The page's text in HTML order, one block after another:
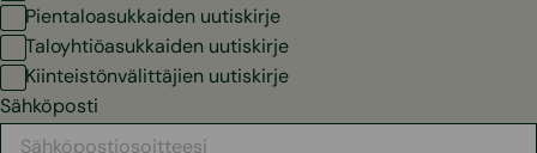
Pientaloasukkaiden uutiskirje
Taloyhtiöasukkaiden uutiskirje
Kiinteistönvälittäjien uutiskirje
Sähköposti